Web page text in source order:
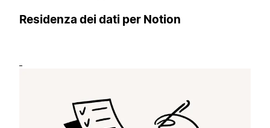
Residenza dei dati per Notion